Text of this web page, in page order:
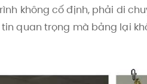
không cố định, phải di
quan trọng mà bảng lại